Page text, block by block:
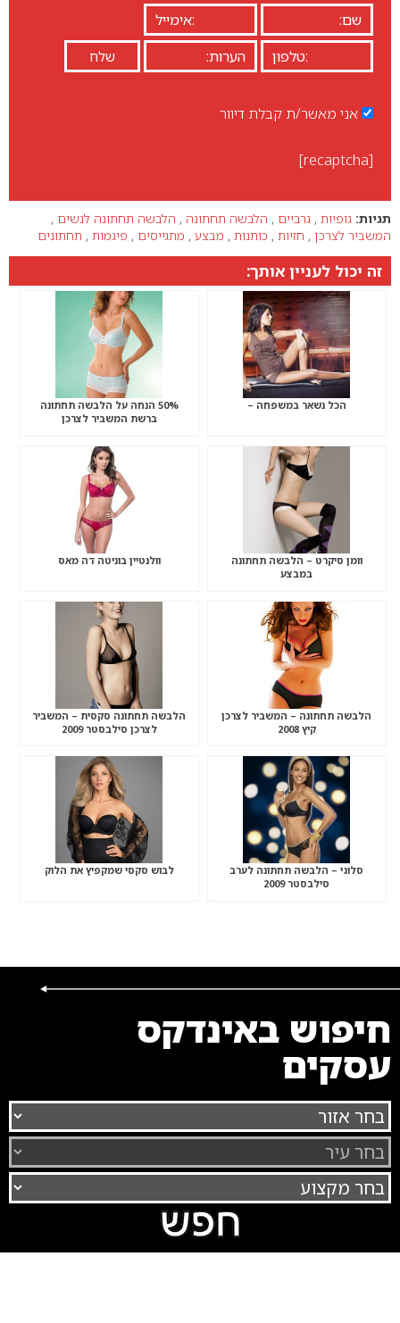
אני מאשר/ת קבלת דיוור
[recaptcha]
תגיות: גופיות , גרביים , הלבשה תחתונה , הלבשה תחתונה לנשים ,
המשביר לצרכן , חזיות , כותנות , מבצע , מתגייסים , פיגמות , תחתונים
זה יכול לעניין אותך:
הכל נשאר במשפחה –
50% הנחה על הלבשה תחתונה
ברשת המשביר לצרכן
וומן סיקרט – הלבשה תחתונה
במבצע
וולנטיין בוניטה דה מאס
הלבשה תחתונה – המשביר לצרכן
קיץ 2008
הלבשה תחתונה סקסית – המשביר
לצרכן סילבסטר 2009
סלוגי – הלבשה תחתונה לערב
סילבסטר 2009
לבוש סקסי שמקפיץ את הלוק
חיפוש באינדקס
עסקים